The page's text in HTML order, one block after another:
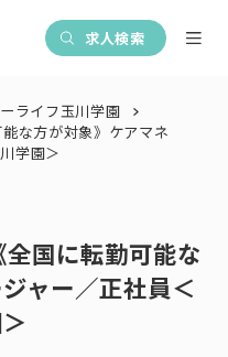
求人検索
ライフ玉川学園
な方が対象》ケアマネ
学園＞
全国に転勤可能な
ャー／正社員＜